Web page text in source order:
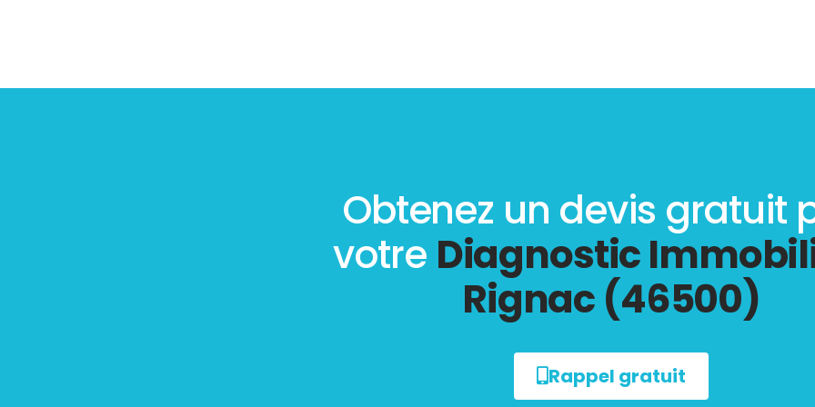
Obtenez un devis gratuit
votre Diagnostic
Rignac (46500)
Rappel gratuit